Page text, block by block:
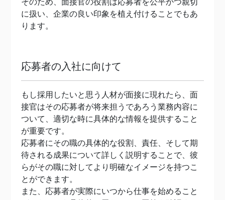
そのため、面接官の役割は応募者を公平かつ親切
に扱い、企業の良い印象を植え付けることでもあ
ります。
応募者の入社に向けて
もし採用したいと思う人材が面接に現れたら、面
接官はその応募者が将来担うであろう業務内容に
ついて、適切な時に具体的な情報を提供すること
が重要です。
応募者にその職の具体的な役割、責任、そして期
待される成果について詳しく説明することで、彼
らがその職に対してより明確なイメージを持つこ
とができます。
また、応募者が実際にいつから仕事を始めること